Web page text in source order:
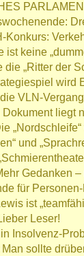
Konkurs:
ist keine
die „Ritter der
wird
VLN-
Dokument liegt
und
Gedanken
für
ist
Leser!
Insolvenz-
sollte